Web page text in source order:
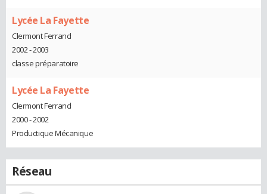
Lycée La Fayette
Clermont Ferrand
2002 - 2003
classe préparatoire
Lycée La Fayette
Clermont Ferrand
2000 - 2002
Productique Mécanique
Réseau